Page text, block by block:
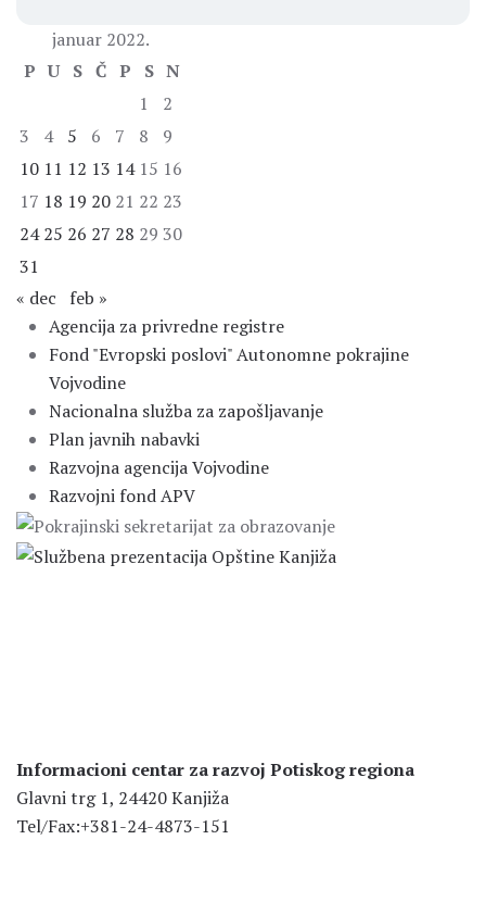
januar 2022.
P U S Č P S N
1
2
3
4 5 6 7 8
9
10 11 12 13 14 15 16
17 18 19 20 21 22 23
24 25 26 27 28 29 30
31
« dec
feb »
Agencija za privredne registre
Fond "Evropski poslovi" Autonomne pokrajine
Vojvodine
Nacionalna služba za zapošljavanje
Plan javnih nabavki
Razvojna agencija Vojvodine
Razvojni fond APV
Informacioni centar za razvoj Potiskog regiona
Glavni trg 1, 24420 Kanjiža
Tel/Fax:+381-24-4873-151